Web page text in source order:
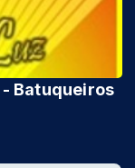
- Batuqueiros